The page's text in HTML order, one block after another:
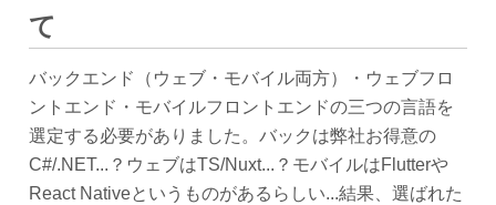
て
バックエンド（ウェブ・モバイル両方）・ウェブフロ
ントエンド・モバイルフロントエンドの三つの言語を
選定する必要がありました。バックは弊社お得意の
C#/.NET...？ウェブはTS/Nuxt...？モバイルはFlutterや
React Nativeというものがあるらしい...結果、選ばれた